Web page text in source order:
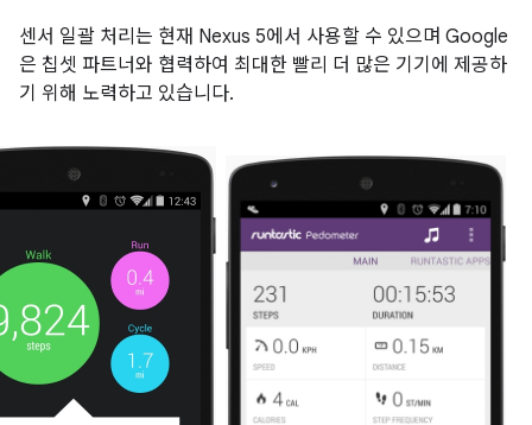
센서 일괄 처리는 현재 Nexus 5에서 사용할 수 있으며 Google
은 칩셋 파트너와 협력하여 최대한 빨리 더 많은 기기에 제공하
기 위해 노력하고 있습니다.